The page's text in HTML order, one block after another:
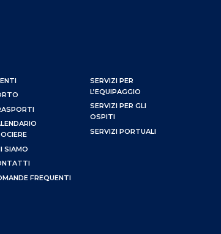
SIAMO
FREQUENTI
SERVIZI PER
L’EQUIPAGGIO
SERVIZI PER GLI
OSPITI
SERVIZI PORTUALI